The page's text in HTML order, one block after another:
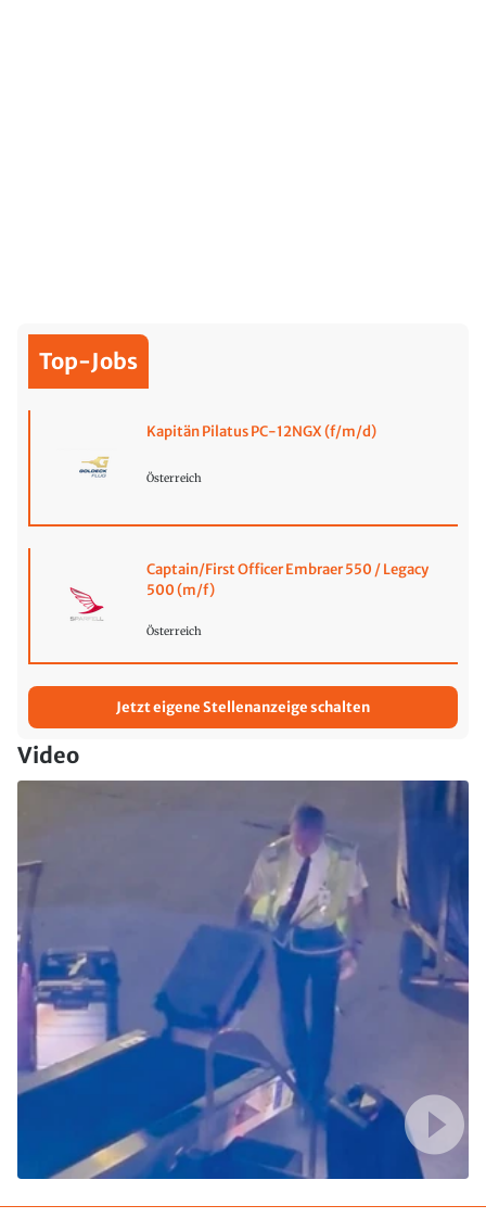
Top-Jobs
Kapitän Pilatus PC-12NGX (f/m/d)
Österreich
Captain/First Officer Embraer 550 / Legacy
500 (m/f)
Österreich
Jetzt eigene Stellenanzeige schalten
Video